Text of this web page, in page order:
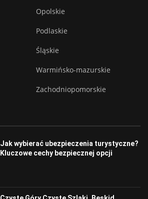
Opolskie
Podlaskie
Śląskie
Warmińsko-mazurskie
Zachodniopomorskie
Jak wybierać ubezpieczenia turystyczne?
Kluczowe cechy bezpiecznej opcji